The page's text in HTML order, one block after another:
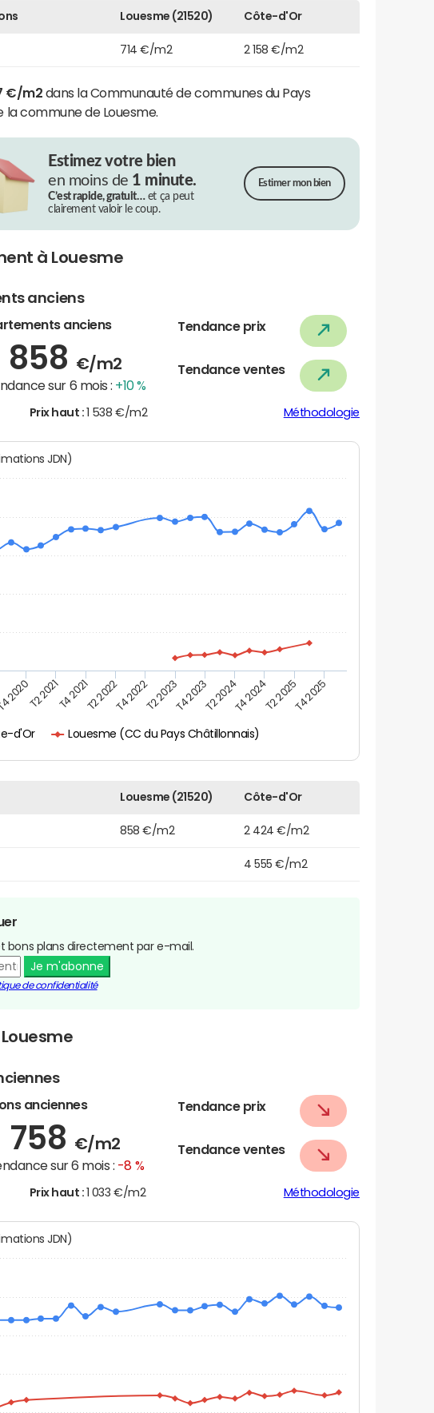
Louesme (21520) Côte-d'Or
714 €/m2 2 158 €/m2
€/m2 dans la Communauté de communes du Pays
la commune de Louesme.
Estimez votre bien
en moins de 1 minute.
C’est rapide, gratuit…et ça peut
clairement valoir le coup.
Estimer mon bien
à Louesme
anciens
anciens
858 €/m2
sur 6 mois : +10 %
Tendance prix
Tendance ventes
Prix haut : 1 538 €/m2 Méthodologie
: estimations JDN)
d'Or Louesme (CC du Pays Châtillonnais)
2020T2 2021T4 2021T2 2022T4 2022T2 2023T4 2023T2 2024T4 2024T2 2025T4 2025
Louesme (21520) Côte-d'Or
858 €/m2 2 424 €/m2
4 555 €/m2
bons plans directement par e-mail.
Je m'abonne
de confidentialité
anciennes
758 €/m2
sur 6 mois : -8 %
Tendance prix
Tendance ventes
Prix haut : 1 033 €/m2 Méthodologie
: estimations JDN)